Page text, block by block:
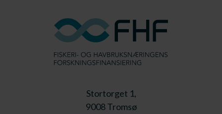
Stortorget 1,
9008 Tromsø